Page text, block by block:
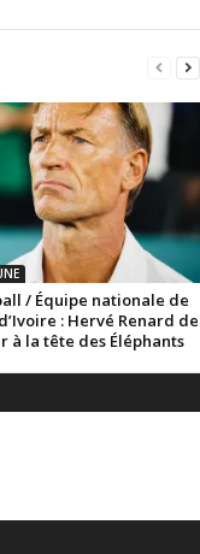
/ Équipe nationale de
: Hervé Renard de
à la tête des Éléphants